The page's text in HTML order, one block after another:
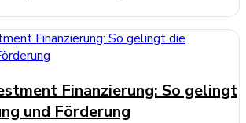
Finanzierung: So gelingt
und Förderung